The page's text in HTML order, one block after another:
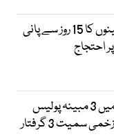
کراچی: لائنز ایریا کے مکینوں کا 15 روز سے پانی
احتجاج
کراچی: مختلف علاقوں میں 3 مبینہ پولیس
سمیت 3 گرفتار